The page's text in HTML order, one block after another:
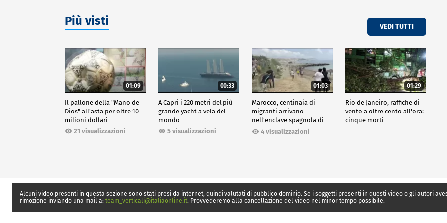
Più visti VEDI TUTTI
01:09
Il pallone della "Mano de
Dios" all'asta per oltre 10
milioni dollari
21 visualizzazioni
00:33
A Capri i 220 metri del più
grande yacht a vela del
mondo
5 visualizzazioni
01:03
Marocco, centinaia di
migranti arrivano
nell'enclave spagnola di
Ceuta4 visualizzazioni
01:29
Rio de Janeiro, raffiche di
vento a oltre cento all'ora:
cinque morti
Alcuni video presenti in questa sezione sono stati presi da internet, quindi valutati di pubblico dominio. Se i soggetti presenti in questi video o gli autori
rimozione inviando una mail a: team_verticali@italiaonline.it. Provvederemo alla cancellazione del video nel minor tempo possibile.